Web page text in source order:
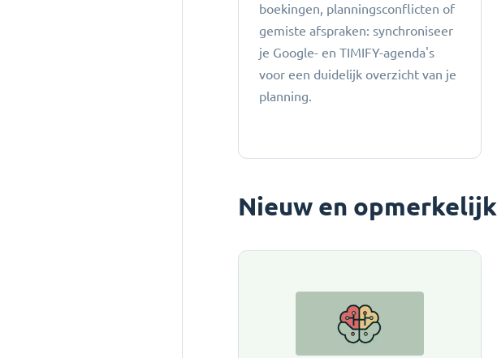
boekingen, planningsconflicten of
gemiste afspraken: ​​synchroniseer
je Google- en TIMIFY-agenda's
voor een duidelijk overzicht van je
planning.
Nieuw en opmerkelijk